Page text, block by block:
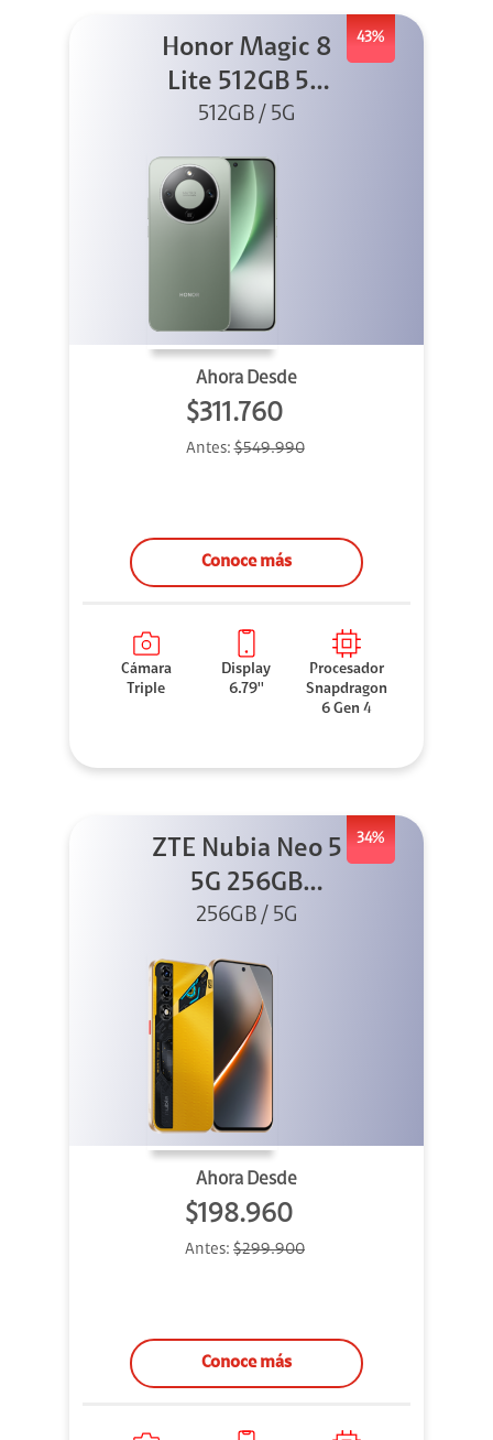
43%
Honor Magic 8
Lite 512GB 5G
Verde
512GB / 5G
Ahora Desde
$311.760
Antes:$549.990
Conoce más
Cámara
Triple
Display
6.79''
Procesador
Snapdragon
6 Gen 4
34%
ZTE Nubia Neo 5
5G 256GB
Dorado
256GB / 5G
Ahora Desde
$198.960
Antes: $299.900
Conoce más